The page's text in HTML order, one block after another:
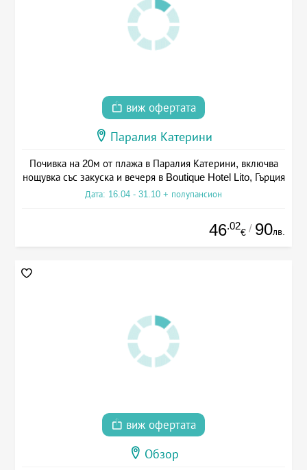
виж офертата
Паралия Катерини
Почивка на 20м от плажа в Паралия Катерини, включва
нощувка със закуска и вечеря в Boutique Hotel Lito, Гърция
Дата: 16.04 - 31.10 + полупансион
46.02
€ / 90лв.
виж офертата
Обзор